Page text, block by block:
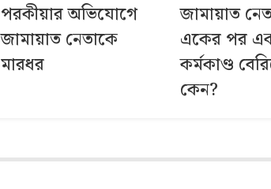
পরকীয়ার অভিযোগে
জামায়াত নেতাকে
মারধর
জামায়াত
একের পর
কর্মকাণ্ড
কেন?